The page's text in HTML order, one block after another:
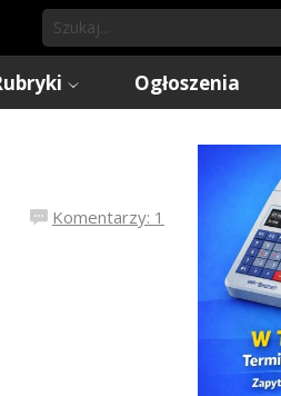
Ogłoszenia
Komentarzy: 1